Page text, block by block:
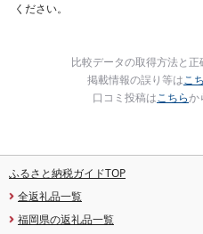
ください。
比較データの取得方法と
掲載情報の誤り等はこ
口コミ投稿はこちらか
ふるさと納税ガイドTOP
全返礼品一覧
福岡県の返礼品一覧